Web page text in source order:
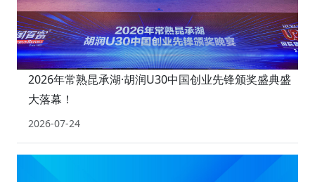
2026年常熟昆承湖·胡润U30中国创业先锋颁奖盛典盛
大落幕！
2026-07-24